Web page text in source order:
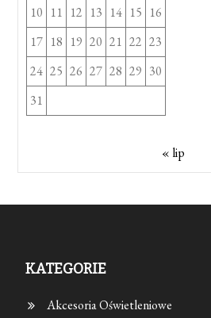
10 11 12 13 14 15 16
17 18 19 20 21 22 23
24 25 26 27 28 29 30
31
« lip
KATEGORIE
Akcesoria Oświetleniowe